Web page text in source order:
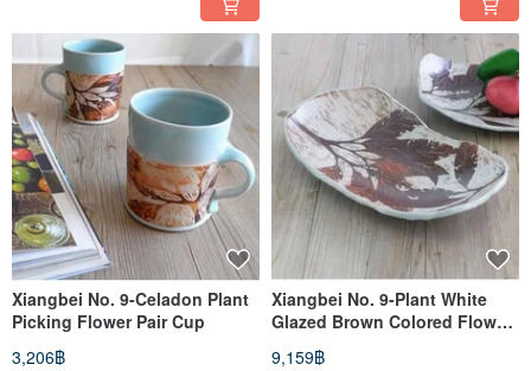
Xiangbei No. 9-Celadon Plant
Picking Flower Pair Cup
3,206฿
Xiangbei No. 9-Plant White
Glazed Brown Colored Flower
Snack Plate
9,159฿